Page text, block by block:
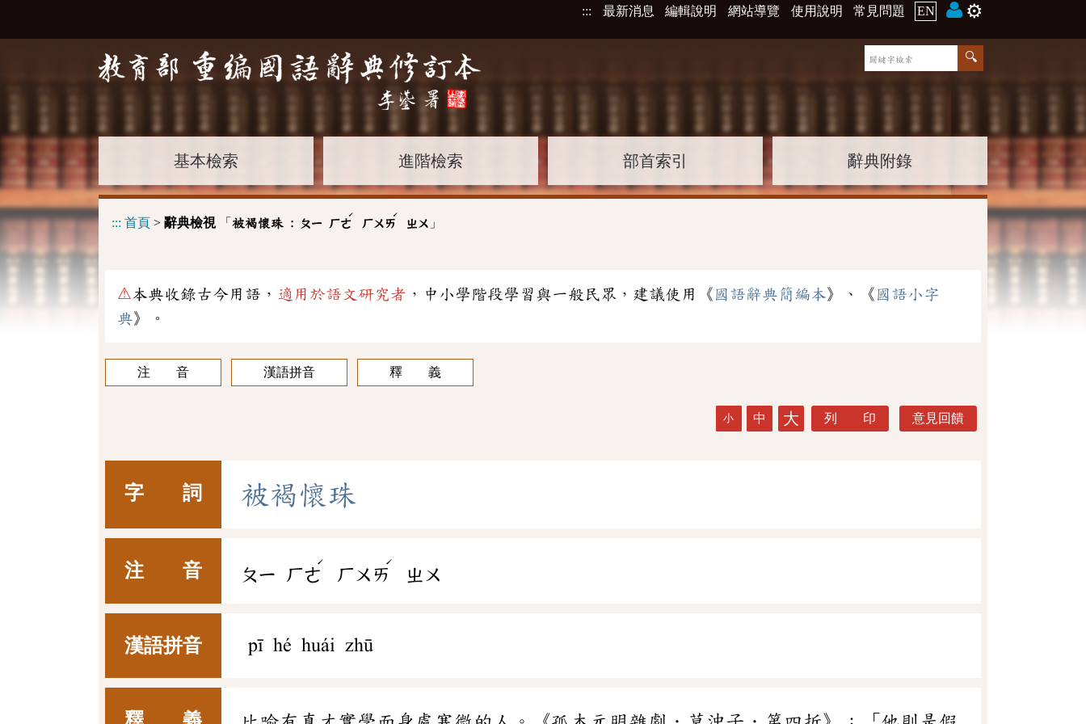
::: 最新消息 編輯說明 網站導覽 使用說明 常見問題 EN ⚙️
基本檢索 進階檢索 部首索引 辭典附錄
::: 首頁 > 辭典檢視「 被褐懷珠 : ㄆㄧ ㄏㄜ
ˊ
ㄏㄨㄞ
ˊ
ㄓㄨ 」
⚠本典收錄古今用語， 適用於語文研究者 ，中小學階段學習與一般民眾，建議使用《 國語辭典簡編本》、《 國語小字
典》。
注 音 漢語拼音 釋 義
小 中 大 列 印 意見回饋
字 詞 被褐懷珠
注 音 ㄆㄧ ㄏㄜ
ˊ
ㄏㄨㄞ
ˊ
ㄓㄨ
漢語拼音 pī hé huái zhū